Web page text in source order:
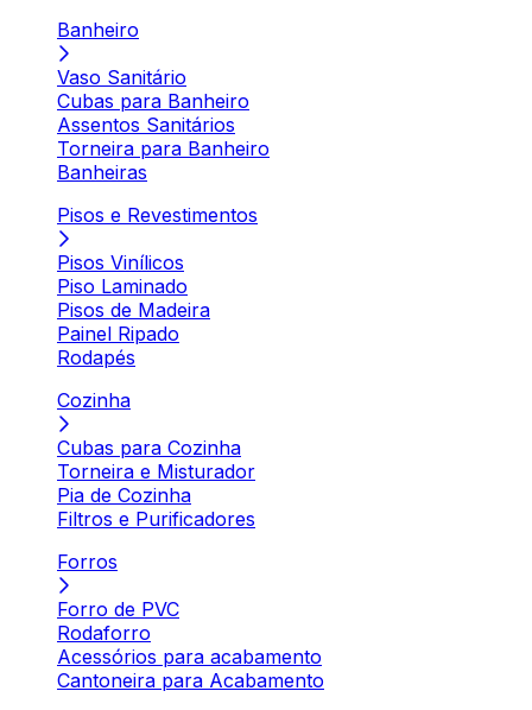
Banheiro
Vaso Sanitário
Cubas para Banheiro
Assentos Sanitários
Torneira para Banheiro
Banheiras
Pisos e Revestimentos
Pisos Vinílicos
Piso Laminado
Pisos de Madeira
Painel Ripado
Rodapés
Cozinha
Cubas para Cozinha
Torneira e Misturador
Pia de Cozinha
Filtros e Purificadores
Forros
Forro de PVC
Rodaforro
Acessórios para acabamento
Cantoneira para Acabamento